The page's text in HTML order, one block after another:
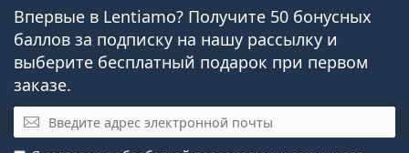
Впервые в Lentiamo? Получите 50 бонусных
баллов за подписку на нашу рассылку и
выберите бесплатный подарок при первом
заказе.
Эл. почта